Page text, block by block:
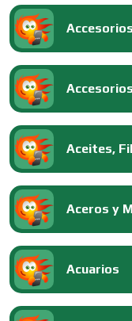
Aceites,
Aceros y
Acuarios